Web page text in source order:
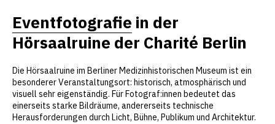
Eventfotografie in der
Hörsaalruine der Charité Berlin
Die Hörsaalruine im Berliner Medizinhistorischen Museum ist ein
besonderer Veranstaltungsort: historisch, atmosphärisch und
visuell sehr eigenständig. Für Fotograf:innen bedeutet das
einerseits starke Bildräume, andererseits technische
Herausforderungen durch Licht, Bühne, Publikum und Architektur.